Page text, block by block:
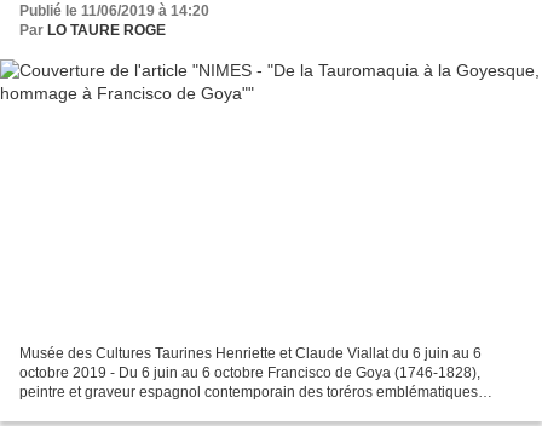
Publié le 11/06/2019 à 14:20
Par LO TAURE ROGE
Musée des Cultures Taurines Henriette et Claude Viallat du 6 juin au 6
octobre 2019 - Du 6 juin au 6 octobre Francisco de Goya (1746-1828),
peintre et graveur espagnol contemporain des toréros emblématiques